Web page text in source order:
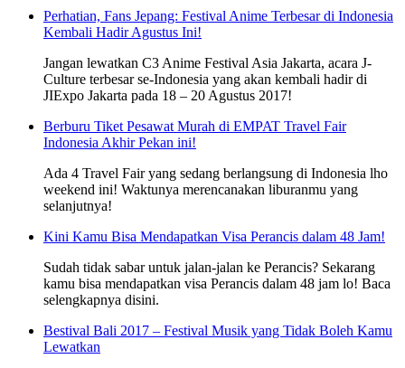
Perhatian, Fans Jepang: Festival Anime Terbesar di Indonesia
Kembali Hadir Agustus Ini!
Jangan lewatkan C3 Anime Festival Asia Jakarta, acara J-
Culture terbesar se-Indonesia yang akan kembali hadir di
JIExpo Jakarta pada 18 – 20 Agustus 2017!
Berburu Tiket Pesawat Murah di EMPAT Travel Fair
Indonesia Akhir Pekan ini!
Ada 4 Travel Fair yang sedang berlangsung di Indonesia lho
weekend ini! Waktunya merencanakan liburanmu yang
selanjutnya!
Kini Kamu Bisa Mendapatkan Visa Perancis dalam 48 Jam!
Sudah tidak sabar untuk jalan-jalan ke Perancis? Sekarang
kamu bisa mendapatkan visa Perancis dalam 48 jam lo! Baca
selengkapnya disini.
Bestival Bali 2017 – Festival Musik yang Tidak Boleh Kamu
Lewatkan